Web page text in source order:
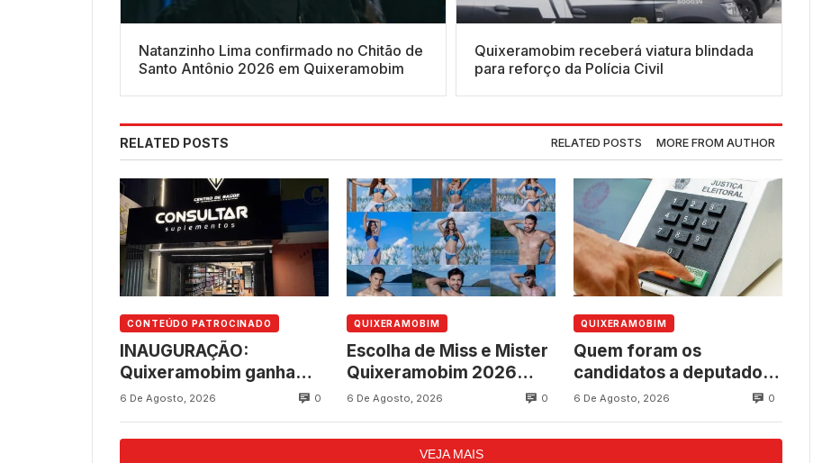
Natanzinho Lima confirmado no Chitão de
Santo Antônio 2026 em Quixeramobim
Quixeramobim receberá viatura blindada
para reforço da Polícia Civil
RELATED POSTS RELATED POSTS MORE FROM AUTHOR
CONTEÚDO PATROCINADO
INAUGURAÇÃO:
Quixeramobim ganha
novo empreendimento
Suplementos
6 De Agosto, 2026 0
QUIXERAMOBIM
Escolha de Miss e Mister
Quixeramobim 2026
acontece neste sábado,
237 anos do município
6 De Agosto, 2026 0
QUIXERAMOBIM
Quem foram os
candidatos a deputado
federal mais votados em
eleições de 2022?
6 De Agosto, 2026 0
VEJA MAIS